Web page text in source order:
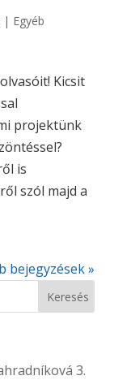
| Egyéb
Kicsit
projektünk
is
szól majd a
bejegyzések »
3.